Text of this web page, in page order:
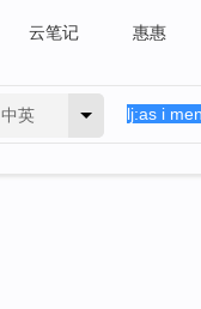
云笔记 惠惠
中英